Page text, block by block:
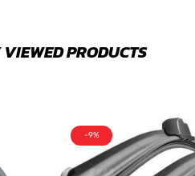
PRODUCTS
-9%